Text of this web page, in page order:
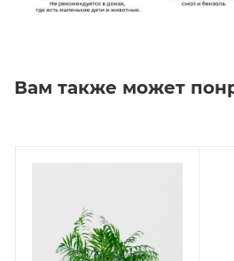
Вам также может